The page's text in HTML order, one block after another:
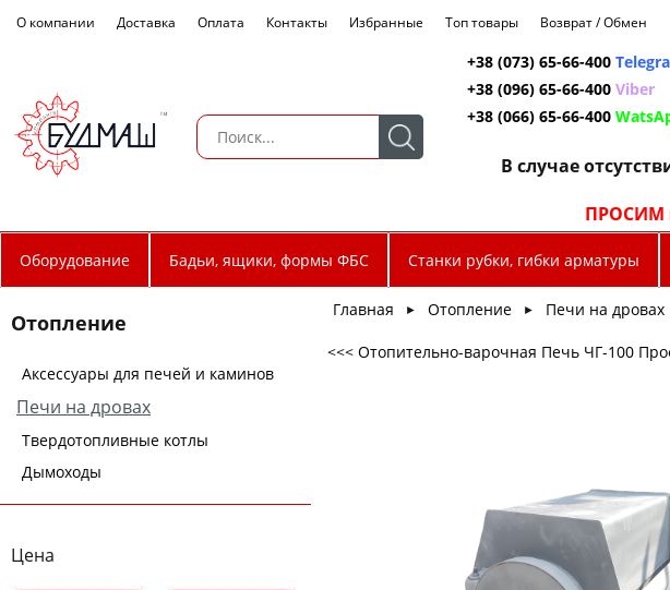
О компании Доставка Оплата Контакты Избранные Топ товары Возврат / Обмен
+38 (073) 65-66-400
+38 (096) 65-66-400 Viber
+38 (066) 65-66-400
В случае
ПРОСИМ
Оборудование Бадьи, ящики, формы ФБС Станки рубки, гибки арматуры
Отопление
Аксессуары для печей и каминов
Печи на дровах
Твердотопливные котлы
Дымоходы
Цена
Главная ► Отопление ► Печи на дровах
<<< Отопительно-варочная Печь ЧГ-100